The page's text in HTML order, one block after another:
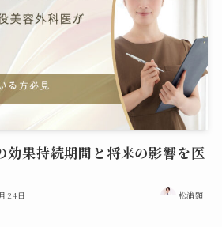
効果持続期間と将来の影響を医
24日 松浦顕